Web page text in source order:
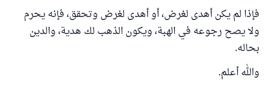
فإذا لم يكن أهدى لغرض، أو أهدى لغرض وتحقق، فإنه يحرم
ولا يصح رجوعه في الهبة، ويكون الذهب لك هدية، والدين
بحاله.
والله أعلم.